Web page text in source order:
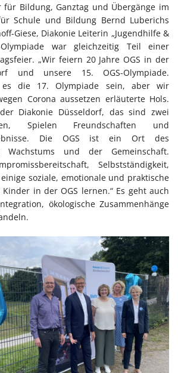
Bildung, Ganztag und Übergänge im
Schule und Bildung Bernd Luberichs
Giese, Diakonie Leiterin „Jugendhilfe &
Olympiade war gleichzeitig Teil einer
„Wir feiern 20 Jahre OGS in der
und unsere 15. OGS-Olympiade.
es die 17. Olympiade sein, aber wir
Corona aussetzen erläuterte Hols.
Diakonie Düsseldorf, das sind zwei
Spielen Freundschaften und
Die OGS ist ein Ort des
Wachstums und der Gemeinschaft.
Selbstständigkeit,
soziale, emotionale und praktische
in der OGS lernen.“ Es geht auch
ökologische Zusammenhänge